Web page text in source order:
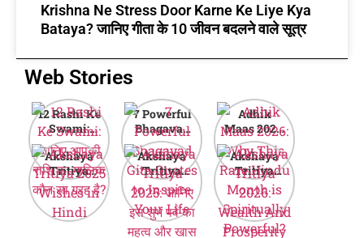
Krishna Ne Stress Door Karne Ke Liye Kya
Bataya? जानिए गीता के 10 जीवन बदलने वाले सूत्र
Web Stories
12 Rashi Ke
Swami:
जानिए आपकी
राशि का मालिक
कौन सा ग्रह है?
7 Powerful
Bhagavad
Gita Quotes
to Inspire
Your Life
Adhik
Maas 2026:
Why This
Rare Hindu
Month is
Spiritually
Powerful?
Akshaya
Tritiya
2025
Wishes in
Hindi
Akshaya
Tritiya
2025: जानिए
इस शुभ पर्व का
महत्व और खास
बातें
Akshaya
Tritiya
2026:
Wealth And
Prosperity
Guide